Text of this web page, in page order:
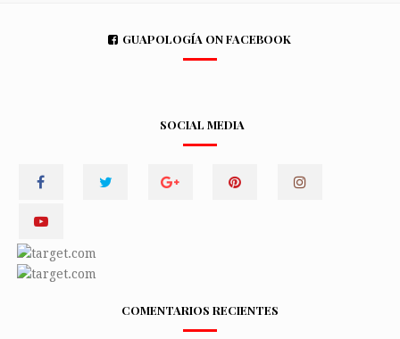
GUAPOLOGÍA ON FACEBOOK
SOCIAL MEDIA
COMENTARIOS RECIENTES